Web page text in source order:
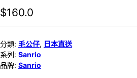
$160.0
分類: 毛公仔, 日本直送
系列: Sanrio
品牌: Sanrio